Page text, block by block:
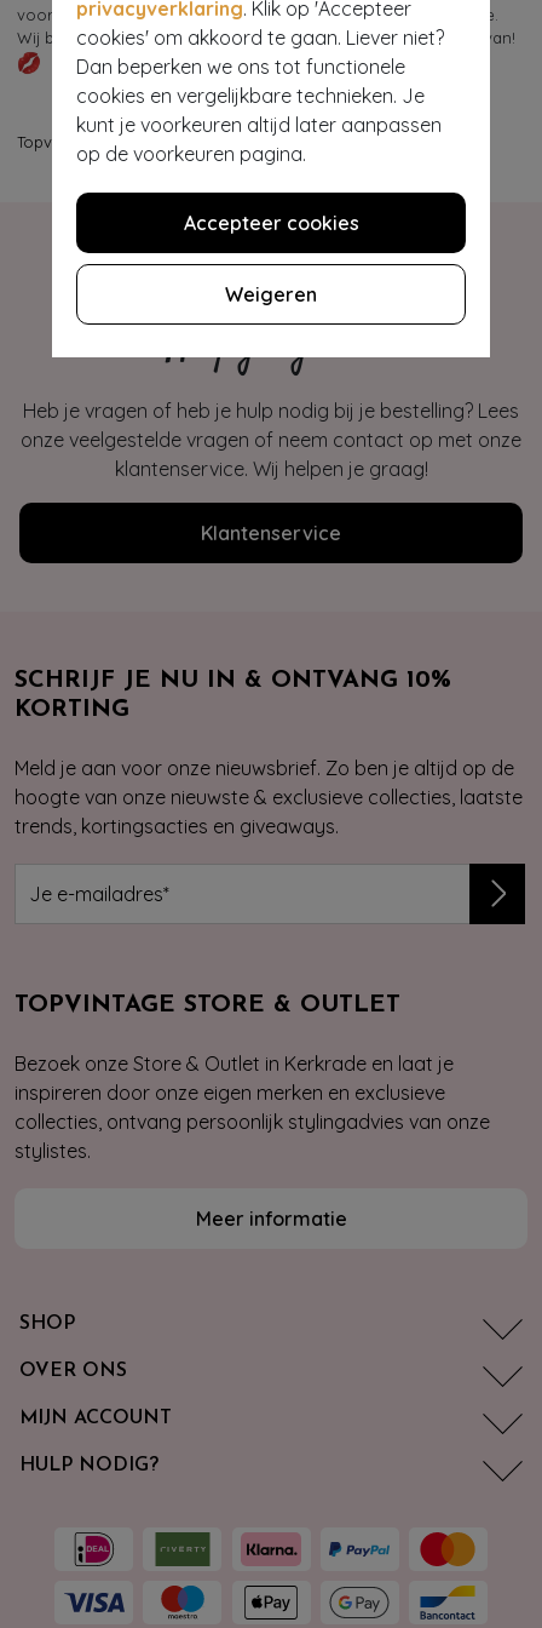
privacyverklaring. Klik op 'Accepteer
cookies' om akkoord te gaan. Liever niet?
Dan beperken we ons tot functionele
cookies en vergelijkbare technieken. Je
kunt je voorkeuren altijd later aanpassen
op de voorkeuren pagina.
Accepteer cookies
Weigeren
voor 21.00 uur (op een werkdag) online in onze retro boutique.
Wij bezorgen je retro tas dan morgen al bij je thuis! Geniet ervan!
Topvintage >Accessoires Tassen Rugzakken
Hey gorgeous
Heb je vragen of heb je hulp nodig bij je bestelling? Lees
onze veelgestelde vragen of neem contact op met onze
klantenservice. Wij helpen je graag!
Klantenservice
SCHRIJF JE NU IN & ONTVANG 10%
KORTING
Meld je aan voor onze nieuwsbrief. Zo ben je altijd op de
hoogte van onze nieuwste & exclusieve collecties, laatste
trends, kortingsacties en giveaways.
TOPVINTAGE STORE & OUTLET
Bezoek onze Store & Outlet in Kerkrade en laat je
inspireren door onze eigen merken en exclusieve
collecties, ontvang persoonlijk stylingadvies van onze
stylistes.
Meer informatie
SHOP
OVER ONS
MIJN ACCOUNT
HULP NODIG?